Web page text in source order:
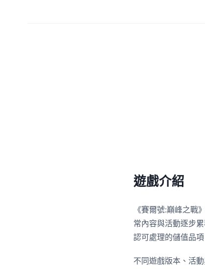
遊戲介紹
《賽爾號:巔峰之戰
常內容與活動逐步
認可處理的儲值品項
不同遊戲版本、活